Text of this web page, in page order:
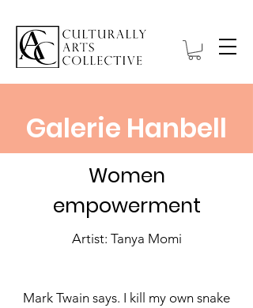
Galerie Hanbell
Women
empowerment
Artist: Tanya Momi
Mark Twain says. I kill my own snake